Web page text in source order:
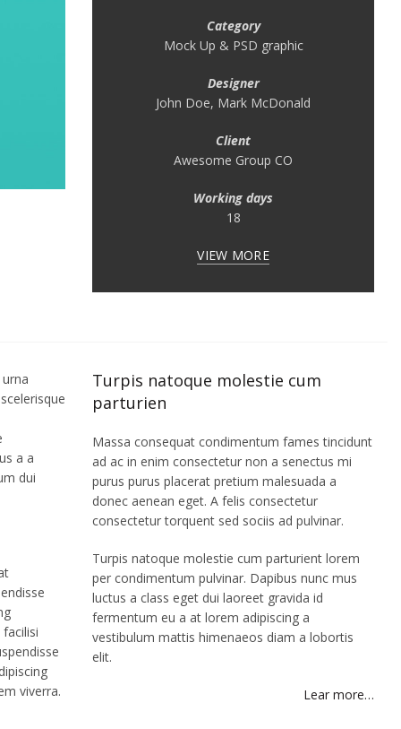
Category
Mock Up & PSD graphic
Designer
John Doe, Mark McDonald
Client
Awesome Group CO
Working days
18
VIEW MORE
a a
dui
viverra.
Turpis natoque molestie cum
parturien
Massa consequat condimentum fames tincidunt
ad ac in enim consectetur non a senectus mi
purus purus placerat pretium malesuada a
donec aenean eget. A felis consectetur
consectetur torquent sed sociis ad pulvinar.
Turpis natoque molestie cum parturient lorem
per condimentum pulvinar. Dapibus nunc mus
luctus a class eget dui laoreet gravida id
fermentum eu a at lorem adipiscing a
vestibulum mattis himenaeos diam a lobortis
elit.
Lear more…